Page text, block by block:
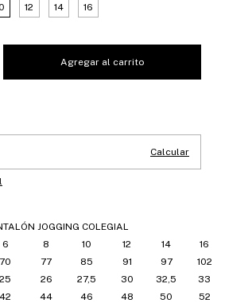
12 14 16
Calcular
JOGGING COLEGIAL
6 8 10 12 14
16
70 77 85 91 97
102
25 26 27,5 30 32,5
33
42 44 46 48 50
52